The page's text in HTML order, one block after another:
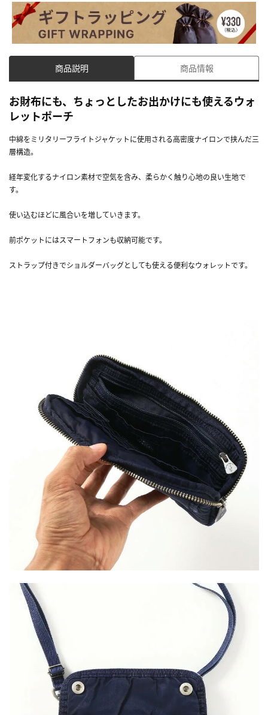
商品説明 商品情報
お財布にも、ちょっとしたお出かけにも使えるウォ
レットポーチ
中綿をミリタリーフライトジャケットに使用される高密度ナイロンで挟んだ三
層構造。
経年変化するナイロン素材で空気を含み、柔らかく触り心地の良い生地で
す。
使い込むほどに風合いを増していきます。
前ポケットにはスマートフォンも収納可能です。
ストラップ付きでショルダーバッグとしても使える便利なウォレットです。